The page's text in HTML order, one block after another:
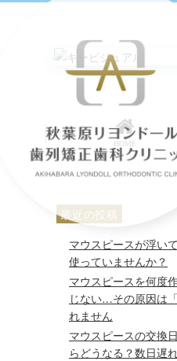
HOME
最近の投稿
マウスピースが浮い
使っていませんか？
マウスピースを何度
じない…その原因は
れません
マウスピースの交換
らどうなる？数日遅